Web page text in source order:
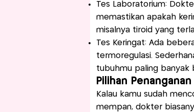
Tes Laboratorium:
memastikan apakah
misalnya tiroid yang
Tes Keringat: Ada
termoregulasi.
tubuhmu paling banyak
Pilihan
Kalau kamu sudah
mempan, dokter